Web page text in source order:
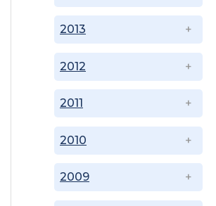
2009
2010
2011
2012
2013